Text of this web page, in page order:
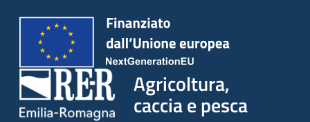
Agricoltura,
caccia e pesca